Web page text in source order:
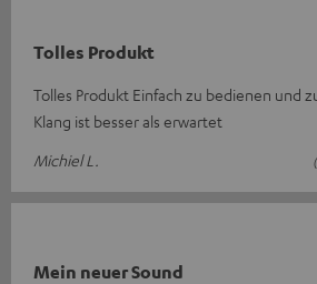
Tolles Produkt
Tolles Produkt Einfach zu bedienen und
Klang ist besser als erwartet
Michiel L.
Mein neuer Sound